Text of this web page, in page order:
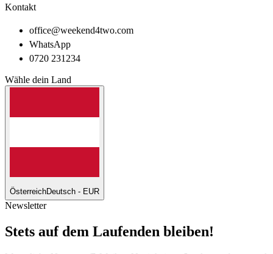
Kontakt
office@weekend4two.com
WhatsApp
0720 231234
Wähle dein Land
ÖsterreichDeutsch - EUR
Newsletter
Stets auf dem Laufenden bleiben!